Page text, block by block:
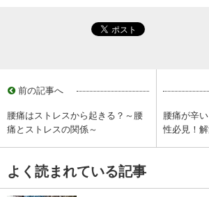
前の記事へ
腰痛はストレスから起きる？～腰
痛とストレスの関係～
腰痛が辛
性必見！
よく読まれている記事